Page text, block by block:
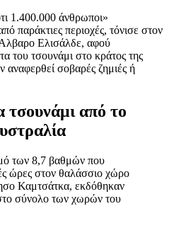
1.400.000 άνθρωποι»
παράκτιες περιοχές, τόνισε στον
Ελισάλδε, αφού
του τσουνάμι στο κράτος της
αναφερθεί σοβαρές ζημιές ή
τσουνάμι από το
των 8,7 βαθμών που
ώρες στον θαλάσσιο χώρο
Καμτσάτκα, εκδόθηκαν
σύνολο των χωρών του